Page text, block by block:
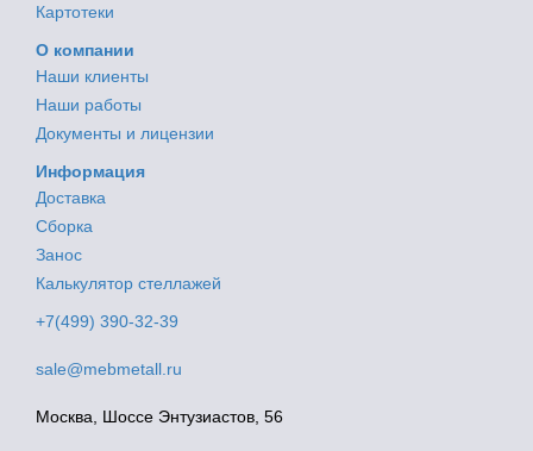
Картотеки
О компании
Наши клиенты
Наши работы
Документы и лицензии
Информация
Доставка
Сборка
Занос
Калькулятор стеллажей
+7(499) 390-32-39
sale@mebmetall.ru
Москва, Шоссе Энтузиастов, 56